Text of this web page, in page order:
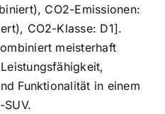
CO2-Emissionen:
CO2-Klasse: D1].
meisterhaft
Funktionalität in einem